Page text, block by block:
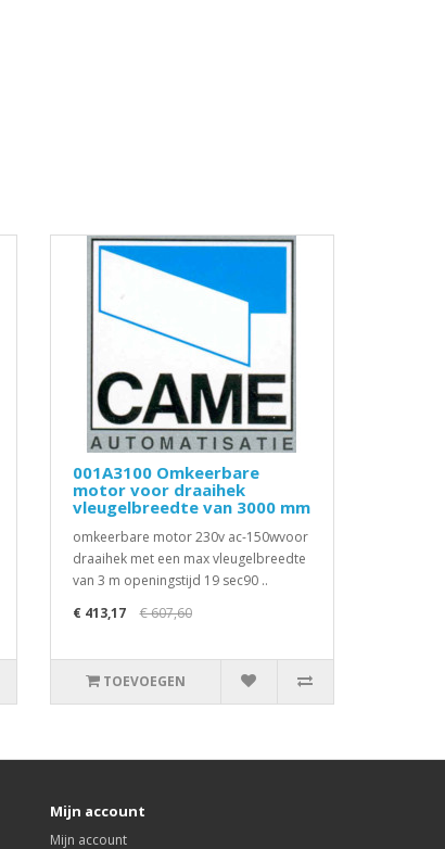
001A3100 Omkeerbare
motor voor draaihek
vleugelbreedte van 3000 mm
omkeerbare motor 230v ac-150wvoor
draaihek met een max vleugelbreedte
van 3 m openingstijd 19 sec90 ..
€ 413,17
€ 607,60
TOEVOEGEN
Mijn account
Mijn account